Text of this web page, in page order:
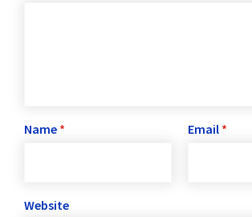
Name * Email *
Website